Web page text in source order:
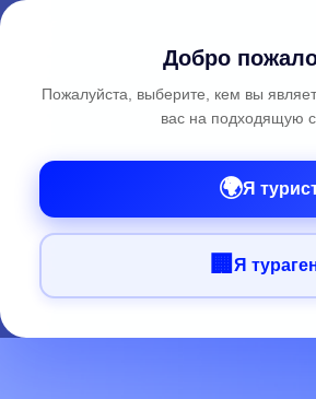
Добро
Пожалуйста, выберите, кем вы
вас на подходящую
🌍Я
🏢 Я